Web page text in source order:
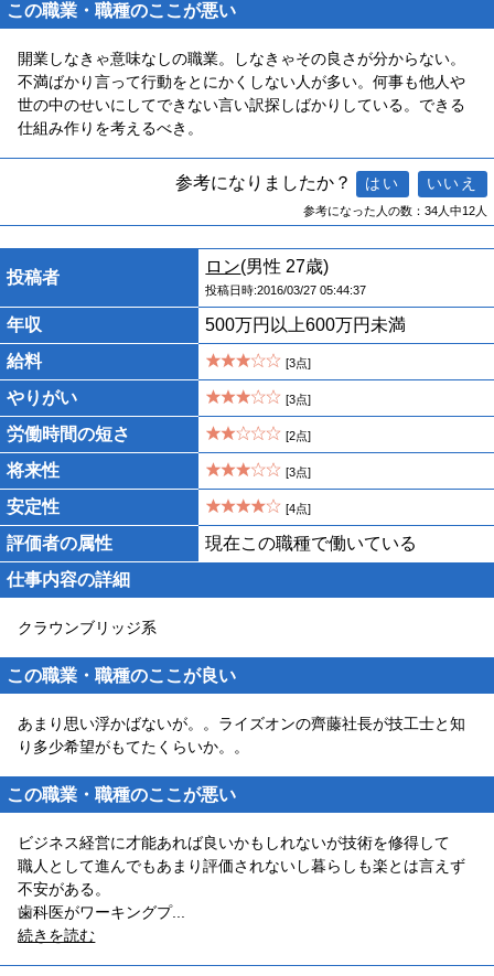
この職業・職種のここが悪い
開業しなきゃ意味なしの職業。しなきゃその良さが分からない。
不満ばかり言って行動をとにかくしない人が多い。何事も他人や
世の中のせいにしてできない言い訳探しばかりしている。できる
仕組み作りを考えるべき。
参考になりましたか？
参考になった人の数：34人中12人
投稿者
ロン(男性 27歳)
投稿日時:2016/03/27 05:44:37
年収
500万円以上600万円未満
給料
[3点]
やりがい [3点]
労働時間の短さ [2点]
将来性 [3点]
安定性 [4点]
評価者の属性
現在この職種で働いている
仕事内容の詳細
クラウンブリッジ系
この職業・職種のここが良い
あまり思い浮かばないが。。ライズオンの齊藤社長が技工士と知
り多少希望がもてたくらいか。。
この職業・職種のここが悪い
ビジネス経営に才能あれば良いかもしれないが技術を修得して
職人として進んでもあまり評価されないし暮らしも楽とは言えず
不安がある。
歯科医がワーキングプ...
続きを読む